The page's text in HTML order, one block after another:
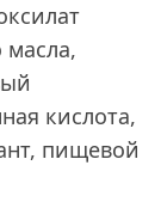
масла,
кислота,
пищевой